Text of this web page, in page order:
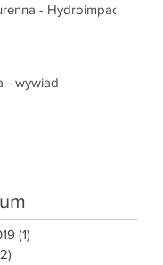
- Hydroimpact.
- wywiad
(1)